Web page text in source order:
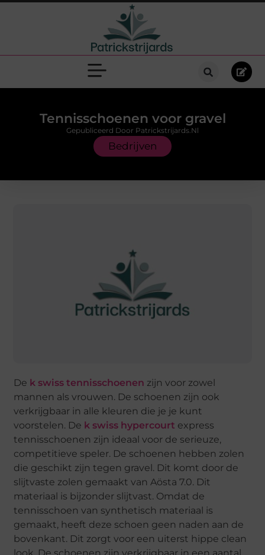
Tennisschoenen voor gravel
Bedrijven
Gepubliceerd Door Patrickstrijards.nl
De k swiss tennisschoenen zijn voor zowel
mannen als vrouwen. De schoenen zijn ook
verkrijgbaar in alle kleuren die je je kunt
voorstelen. De k swiss hypercourt express
tennisschoenen zijn ideaal voor de serieuze,
competitieve speler. De schoenen hebben zolen
die geschikt zijn tegen gravel. Dit komt door de
slijtvaste zolen gemaakt van Aösta 7.0. Dit
materiaal is bijzonder slijtvast. Omdat de
tennisschoen van synthetisch materiaal is
gemaakt, heeft deze schoen geen naden aan de
bovenkant. Dit zorgt voor een uiterst hippe clean